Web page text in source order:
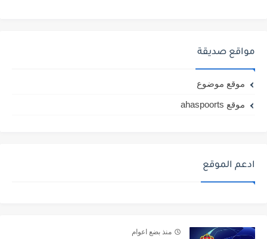
مواقع صديقة
موقع موضوع
موقع ahaspoorts
ادعم الموقع
منذ بضع اعوام